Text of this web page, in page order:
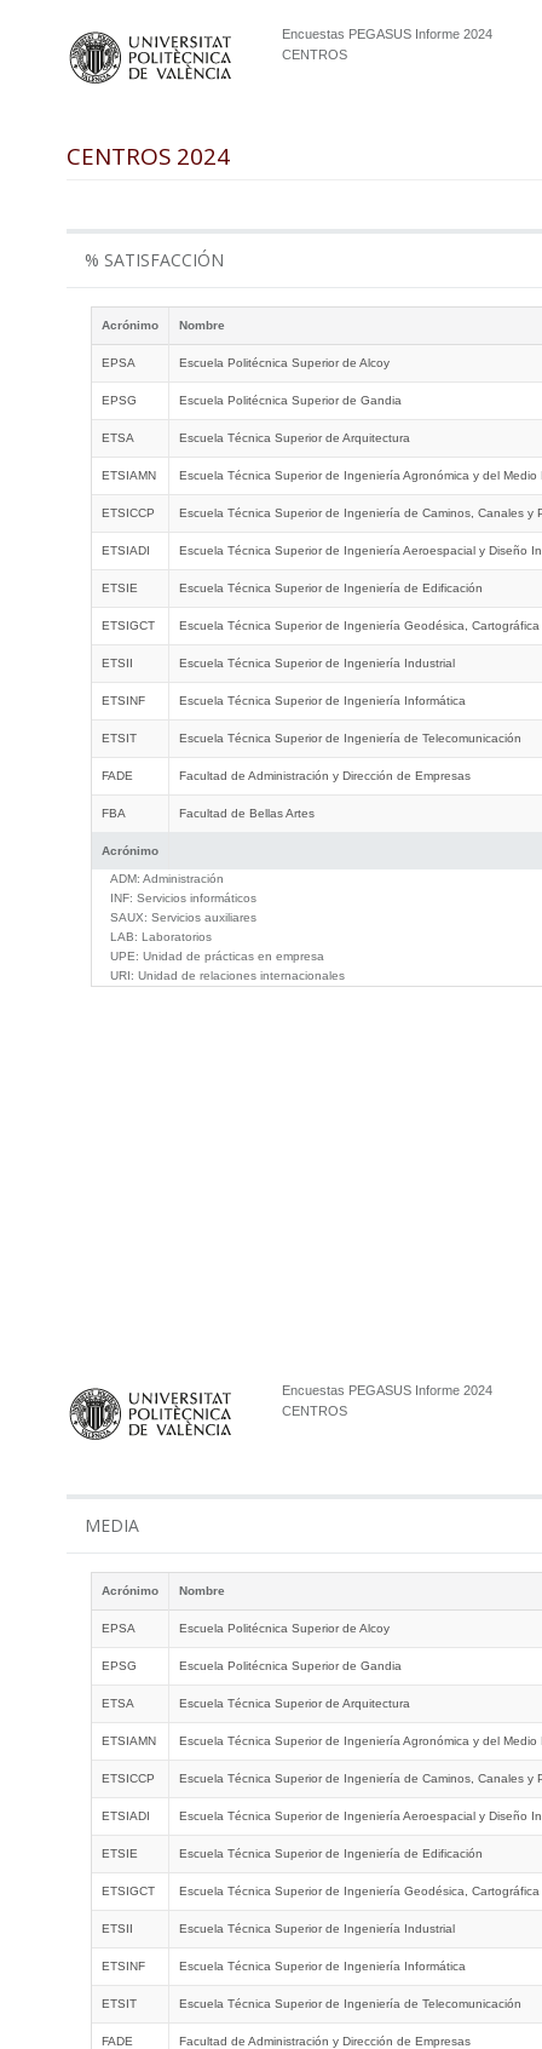
Encuestas PEGASUS Informe 2024
CENTROS
CENTROS 2024
% SATISFACCIÓN
Acrónimo Nombre
Acrónimo
EPSA Escuela Politécnica Superior de Alcoy
EPSG Escuela Politécnica Superior de Gandia
ETSA Escuela Técnica Superior de Arquitectura
ETSIAMN Escuela Técnica Superior de Ingeniería Agronómica y del Medio
ETSICCP Escuela Técnica Superior de Ingeniería de Caminos, Canales y
ETSIADI Escuela Técnica Superior de Ingeniería Aeroespacial y Diseño
ETSIE Escuela Técnica Superior de Ingeniería de Edificación
ETSIGCT Escuela Técnica Superior de Ingeniería Geodésica, Cartográfica
ETSII Escuela Técnica Superior de Ingeniería Industrial
ETSINF Escuela Técnica Superior de Ingeniería Informática
ETSIT Escuela Técnica Superior de Ingeniería de Telecomunicación
FADE Facultad de Administración y Dirección de Empresas
FBA Facultad de Bellas Artes
ADM: Administración
INF: Servicios informáticos
SAUX: Servicios auxiliares
LAB: Laboratorios
UPE: Unidad de prácticas en empresa
URI: Unidad de relaciones internacionales
Encuestas PEGASUS Informe 2024
CENTROS
MEDIA
Acrónimo Nombre
EPSA Escuela Politécnica Superior de Alcoy
EPSG Escuela Politécnica Superior de Gandia
ETSA Escuela Técnica Superior de Arquitectura
ETSIAMN Escuela Técnica Superior de Ingeniería Agronómica y del Medio
ETSICCP Escuela Técnica Superior de Ingeniería de Caminos, Canales y
ETSIADI Escuela Técnica Superior de Ingeniería Aeroespacial y Diseño
ETSIE Escuela Técnica Superior de Ingeniería de Edificación
ETSIGCT Escuela Técnica Superior de Ingeniería Geodésica, Cartográfica
ETSII Escuela Técnica Superior de Ingeniería Industrial
ETSINF Escuela Técnica Superior de Ingeniería Informática
ETSIT Escuela Técnica Superior de Ingeniería de Telecomunicación
FADE Facultad de Administración y Dirección de Empresas